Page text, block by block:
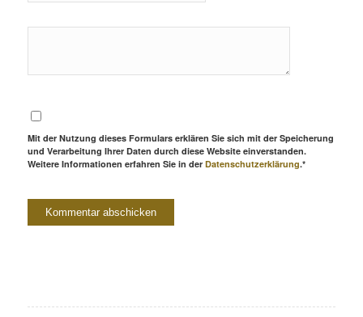
Mit der Nutzung dieses Formulars erklären Sie sich mit der Speicherung
und Verarbeitung Ihrer Daten durch diese Website einverstanden.
Weitere Informationen erfahren Sie in der Datenschutzerklärung.*